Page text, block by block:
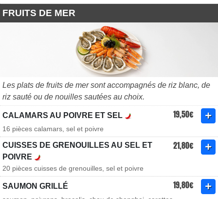
FRUITS DE MER
Les plats de fruits de mer sont accompagnés de riz blanc, de
riz sauté ou de nouilles sautées au choix.
CALAMARS AU POIVRE ET SEL 19,50€
16 pièces calamars, sel et poivre
CUISSES DE GRENOUILLES AU SEL ET
POIVRE
21,80€
20 pièces cuisses de grenouilles, sel et poivre
SAUMON GRILLÉ 19,80€